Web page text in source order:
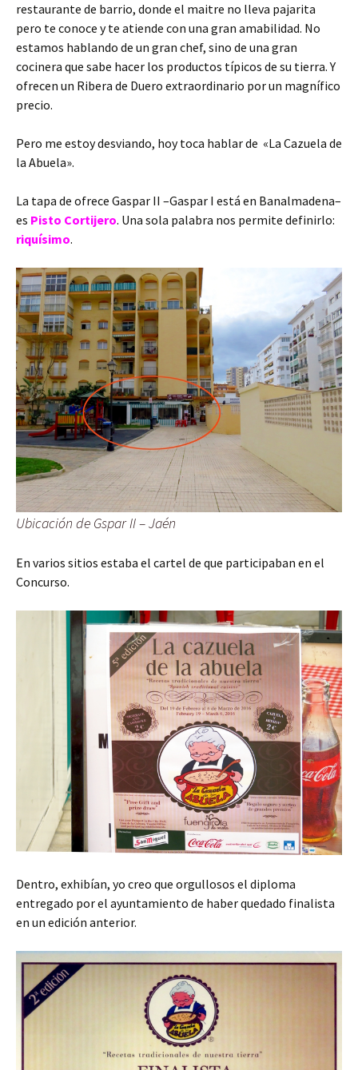
restaurante de barrio, donde el maitre no lleva pajarita
pero te conoce y te atiende con una gran amabilidad. No
estamos hablando de un gran chef, sino de una gran
cocinera que sabe hacer los productos típicos de su tierra. Y
ofrecen un Ribera de Duero extraordinario por un magnífico
precio.
Pero me estoy desviando, hoy toca hablar de «La Cazuela de
la Abuela».
La tapa de ofrece Gaspar II –Gaspar I está en Banalmadena–
es Pisto Cortijero. Una sola palabra nos permite definirlo:
riquísimo.
Ubicación de Gspar II – Jaén
En varios sitios estaba el cartel de que participaban en el
Concurso.
Dentro, exhibían, yo creo que orgullosos el diploma
entregado por el ayuntamiento de haber quedado finalista
en un edición anterior.